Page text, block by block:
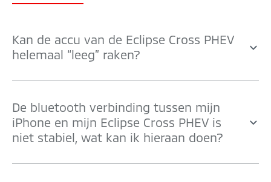
Kan de accu van de Eclipse Cross PHEV
helemaal “leeg” raken?
De bluetooth verbinding tussen mijn
iPhone en mijn Eclipse Cross PHEV is
niet stabiel, wat kan ik hieraan doen?